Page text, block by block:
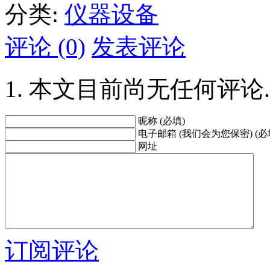
分类: 仪器设备
评论 (0) 发表评论
本文目前尚无任何评论.
昵称 (必填)
电子邮箱 (我们会为您保密) (必
网址
订阅评论